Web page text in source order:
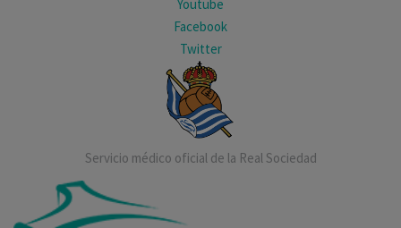
Youtube
Facebook
Twitter
Servicio médico oficial de la Real Sociedad